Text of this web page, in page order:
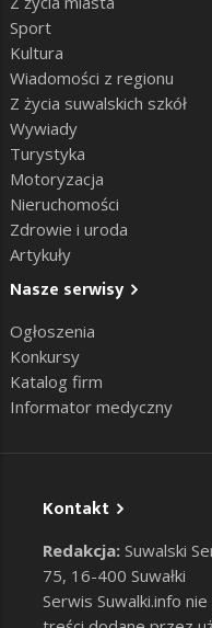
Sport
Kultura
Wiadomości z regionu
Z życia suwalskich szkół
Wywiady
Turystyka
Motoryzacja
Nieruchomości
Zdrowie i uroda
Artykuły
Nasze serwisy
Ogłoszenia
Konkursy
Katalog firm
Informator medyczny
Kontakt
Redakcja: Suwalski
75, 16-400 Suwałki
Serwis Suwalki.info